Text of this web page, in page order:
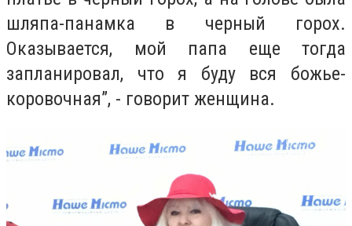
шляпа-панамка в черный горох.
Оказывается, мой папа еще тогда
запланировал, что я буду вся божье-
коровочная”, - говорит женщина.